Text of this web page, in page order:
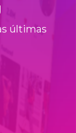
últimas